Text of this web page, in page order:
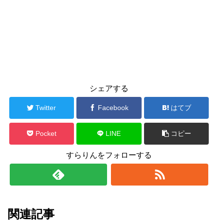
シェアする
Twitter Facebook はてブ
Pocket LINE コピー
すらりんをフォローする
関連記事